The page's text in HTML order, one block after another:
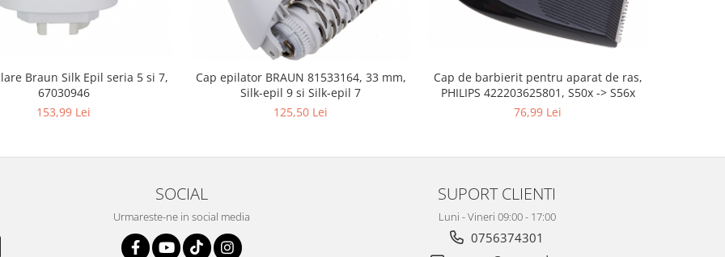
Braun Silk Epil seria 5 si 7,
67030946
153,99 Lei
Cap epilator BRAUN 81533164, 33 mm,
Silk-epil 9 si Silk-epil 7
125,50 Lei
Cap de barbierit pentru aparat de ras,
PHILIPS 422203625801, S50x -> S56x
76,99 Lei
SOCIAL
Urmareste-ne in social media
SUPORT CLIENTI
Luni - Vineri 09:00 - 17:00
0756374301